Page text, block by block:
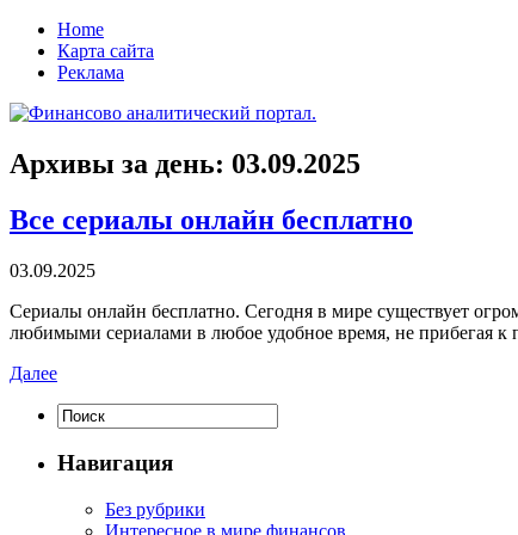
Home
Карта сайта
Реклама
Архивы за день: 03.09.2025
Все сериалы онлайн бесплатно
03.09.2025
Сeриaлы oнлaйн бeсплaтнo. Сегодня в мире существует
любимыми сериалами в любое удобное время, не прибегая к
Далее
Навигация
Без рубрики